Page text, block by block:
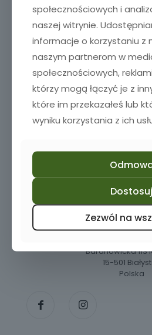
Kieliszek do wina 6
119,00zł
Dodaj do
+48 510 980
Masz pytania?
Baranowicka 113
15-501
Polska
społecznościowych i
naszej witrynie.
informacje o korzystaniu z
naszym partnerom w
społecznościowych,
którzy mogą łączyć je z
które im przekazałeś lub
wyniku korzystania z ich
Dostosuj
Zezwól na